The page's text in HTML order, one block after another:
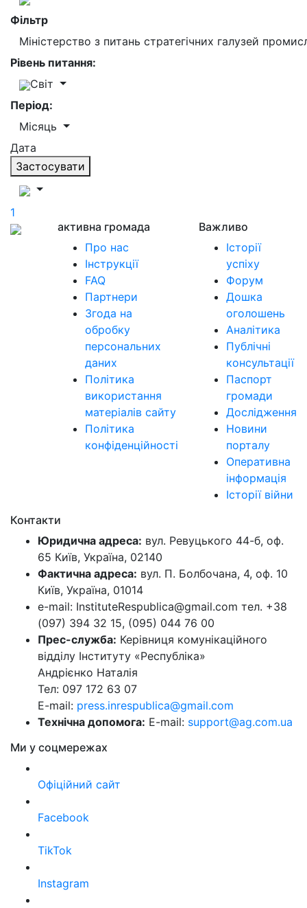
Фільтр
Міністерство з питань стратегічних галузей
Рівень питання:
Світ
Період:
Місяць
Дата
Застосувати
1
активна громада
Про нас
Інструкції
FAQ
Партнери
Згода на
обробку
персональних
даних
Політика
використання
матеріалів сайту
Політика
конфіденційності
Важливо
Історії
успіху
Форум
Дошка
оголошень
Аналітика
Публічні
консультації
Паспорт
громади
Дослідження
Новини
порталу
Оперативна
інформація
Історії війни
Контакти
Юридична адреса: вул. Ревуцького 44-б, оф.
65 Київ, Україна, 02140
Фактична адреса: вул. П. Болбочана, 4, оф. 10
Київ, Україна, 01014
e-mail: InstituteRespublica@gmail.com тел. +38
(097) 394 32 15, (095) 044 76 00
Прес-служба: Керівниця комунікаційного
відділу Інституту «Республіка»
Андрієнко Наталія
Тел: 097 172 63 07
E-mail: press.inrespublica@gmail.com
Технічна допомога: E-mail: support@ag.com.ua
Ми у соцмережах
Офіційний сайт
Facebook
TikTok
Instagram